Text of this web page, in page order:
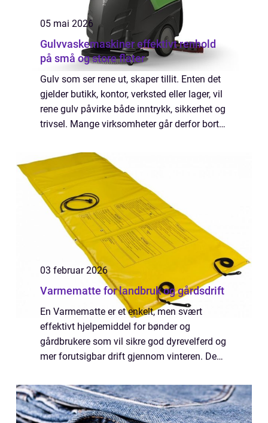
05 mai 2026
Gulvvaskemaskiner effektivt renhold
på små og store flater
Gulv som ser rene ut, skaper tillit. Enten det
gjelder butikk, kontor, verksted eller lager, vil
rene gulv påvirke både inntrykk, sikkerhet og
trivsel. Mange virksomheter går derfor bort
gulvvaskemaskiner f...
03 februar 2026
Varmematte for landbruk og gårdsdrift
En Varmematte er et enkelt, men svært
effektivt hjelpemiddel for bønder og
gårdbrukere som vil sikre god dyrevelferd og
mer forutsigbar drift gjennom vinteren. Den
fôr, vannledninger og utsatte
arbeidsområd...